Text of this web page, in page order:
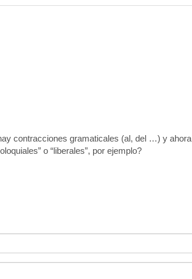
contracciones gramaticales (al, del …) y ahora
o “liberales”, por ejemplo?